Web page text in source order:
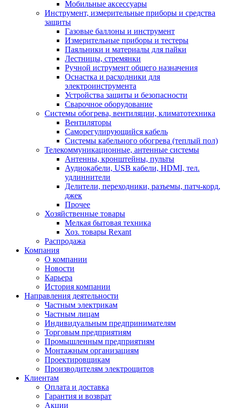
Мобильные аксессуары
Инструмент, измерительные приборы и средства
защиты
Газовые баллоны и инструмент
Измерительные приборы и тестеры
Паяльники и материалы для пайки
Лестницы, стремянки
Ручной иструмент общего назначения
Оснастка и расходники для
электроинструмента
Устройства защиты и безопасности
Сварочное оборудование
Системы обогрева, вентиляции, климатотехника
Вентиляторы
Саморегулирующийся кабель
Системы кабельного обогрева (теплый пол)
Телекоммуникационные, антенные системы
Антенны, кронштейны, пульты
Аудиокабели, USB кабели, HDMI, тел.
удлиннители
Делители, переходники, разъемы, патч-корд,
джек
Прочее
Хозяйственные товары
Мелкая бытовая техника
Хоз. товары Rexant
Распродажа
Компания
О компании
Новости
Карьера
История компании
Направления деятельности
Частным электрикам
Частным лицам
Индивидуальным предпринимателям
Торговым предприятиям
Промышленным предприятиям
Монтажным организациям
Проектировщикам
Производителям электрощитов
Клиентам
Оплата и доставка
Гарантия и возврат
Акции